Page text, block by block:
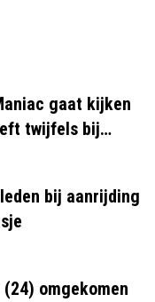
gaat kijken
twijfels bij
bij aanrijding
omgekomen